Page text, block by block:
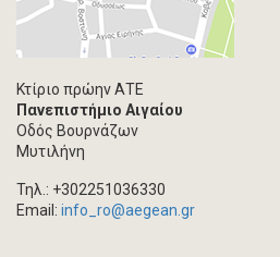
Ανάρτηση Blog
Multimedia
Άρθρο ακαδημαϊκoύ περιοδικού
Τεύχος ακαδημαϊκού περιοδικού
Βιβλίο/Μονογραφία
Κεφάλαιο σε συλλογικό τόμο
Κτίριο πρώην ΑΤΕ
Πανεπιστήμιο Αιγαίου
Οδός Βουρνάζων
Μυτιλήνη
Τηλ.: +302251036330
Email: info_ro@aegean.gr